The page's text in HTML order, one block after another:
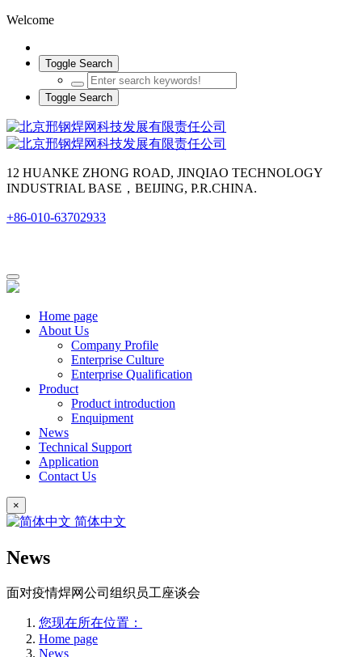
Welcome
Toggle Search
Toggle Search
12 HUANKE ZHONG ROAD, JINQIAO TECHNOLOGY
INDUSTRIAL BASE，BEIJING, P.R.CHINA.
+86-010-63702933
Home page
About Us
Company Profile
Enterprise Culture
Enterprise Qualification
Product
Product introduction
Enquipment
News
Technical Support
Application
Contact Us
×
简体中文
News
面对疫情焊网公司组织员工座谈会
您现在所在位置：
Home page
News